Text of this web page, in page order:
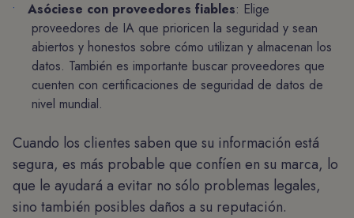
Asóciese con proveedores fiables: Elige
proveedores de IA que prioricen la seguridad y sean
abiertos y honestos sobre cómo utilizan y almacenan los
datos. También es importante buscar proveedores que
cuenten con certificaciones de seguridad de datos de
nivel mundial.
Cuando los clientes saben que su información está
segura, es más probable que confíen en su marca, lo
que le ayudará a evitar no sólo problemas legales,
sino también posibles daños a su reputación.